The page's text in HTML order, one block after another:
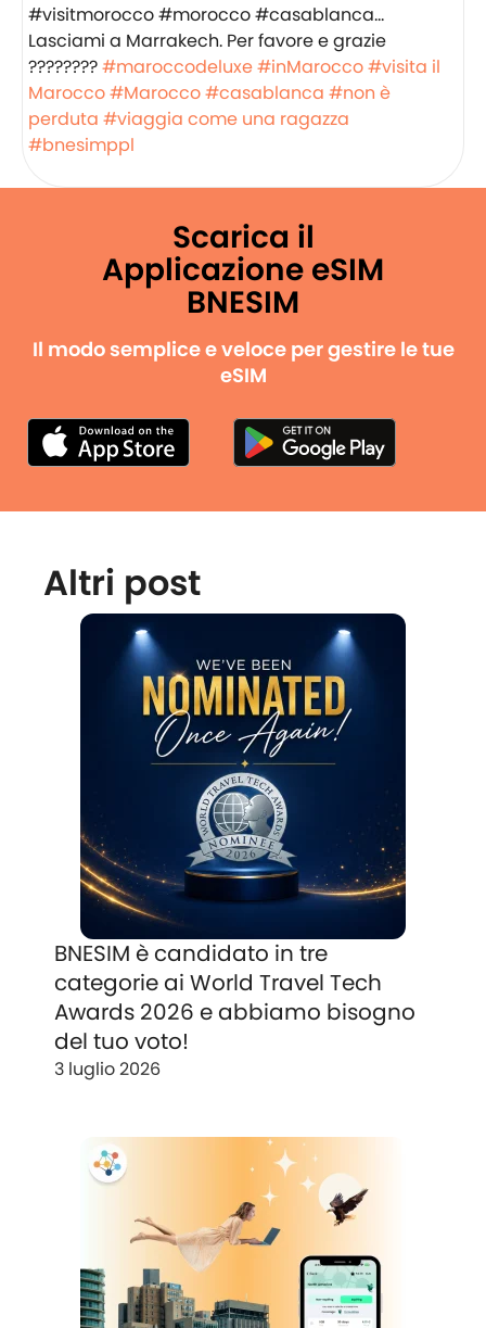
Lasciami a Marrakech. Per favore e grazie
????????#maroccodeluxe#inMarocco#visita il
Marocco#Marocco#casablanca #non è
perduta #viaggia come una ragazza
#bnesimppl
Scarica il
Applicazione eSIM
BNESIM
Il modo semplice e veloce per gestire le tue
eSIM
Altri post
BNESIM è candidato in tre
categorie ai World Travel Tech
Awards 2026 e abbiamo bisogno
del tuo voto!
3 luglio 2026